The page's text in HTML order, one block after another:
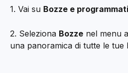
1. Vai su Bozze e programmati
2. Seleziona Bozze nel menu
una panoramica di tutte le tue